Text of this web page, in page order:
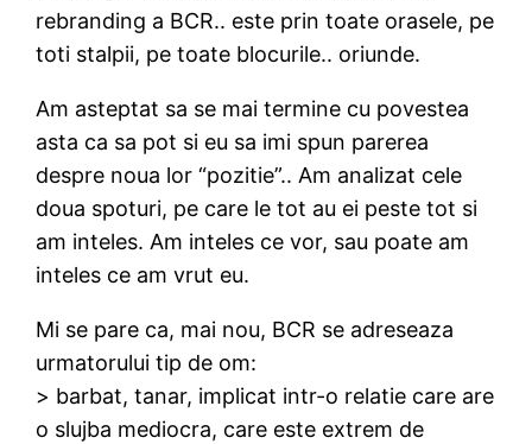
rebranding a BCR.. este prin toate orasele, pe
toti stalpii, pe toate blocurile.. oriunde.
Am asteptat sa se mai termine cu povestea
asta ca sa pot si eu sa imi spun parerea
despre noua lor “pozitie”.. Am analizat cele
doua spoturi, pe care le tot au ei peste tot si
am inteles. Am inteles ce vor, sau poate am
inteles ce am vrut eu.
Mi se pare ca, mai nou, BCR se adreseaza
urmatorului tip de om:
> barbat, tanar, implicat intr-o relatie care are
o slujba mediocra, care este extrem de